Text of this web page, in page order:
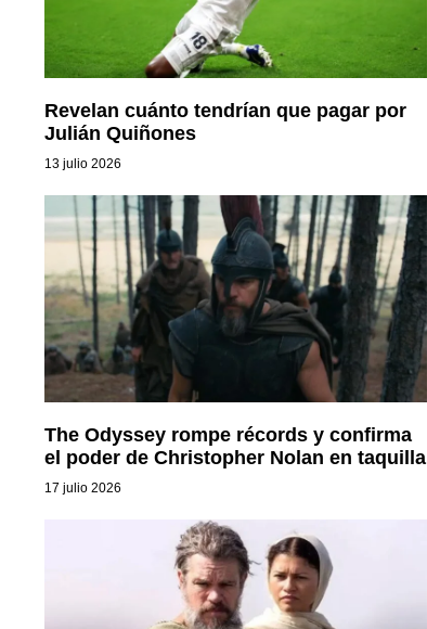
Revelan cuánto tendrían que pagar por
Julián Quiñones
13 julio 2026
The Odyssey rompe récords y confirma
el poder de Christopher Nolan en taquilla
17 julio 2026